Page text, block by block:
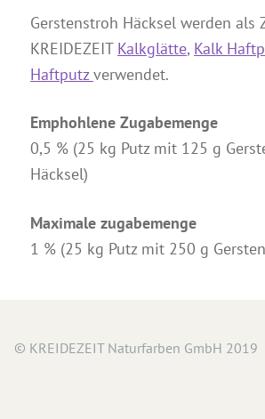
Seminare & Veranstaltungen
Anleitungen
Preise & Vertrieb
Prospekte & Bücher
Referenzen
Gerstenstroh Häcksel werden als
KREIDEZEIT Kalkglätte, Kalk
Haftputzverwendet.
Emphohlene Zugabemenge
0,5 % (25 kg Putz mit 125 g
Häcksel)
Maximale zugabemenge
1 % (25 kg Putz mit 250 g
© KREIDEZEIT Naturfarben GmbH 2019